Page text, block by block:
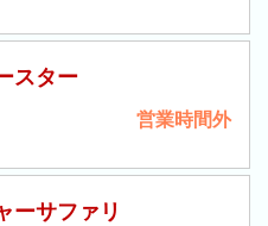
スター
営業時間外
ーサファリ